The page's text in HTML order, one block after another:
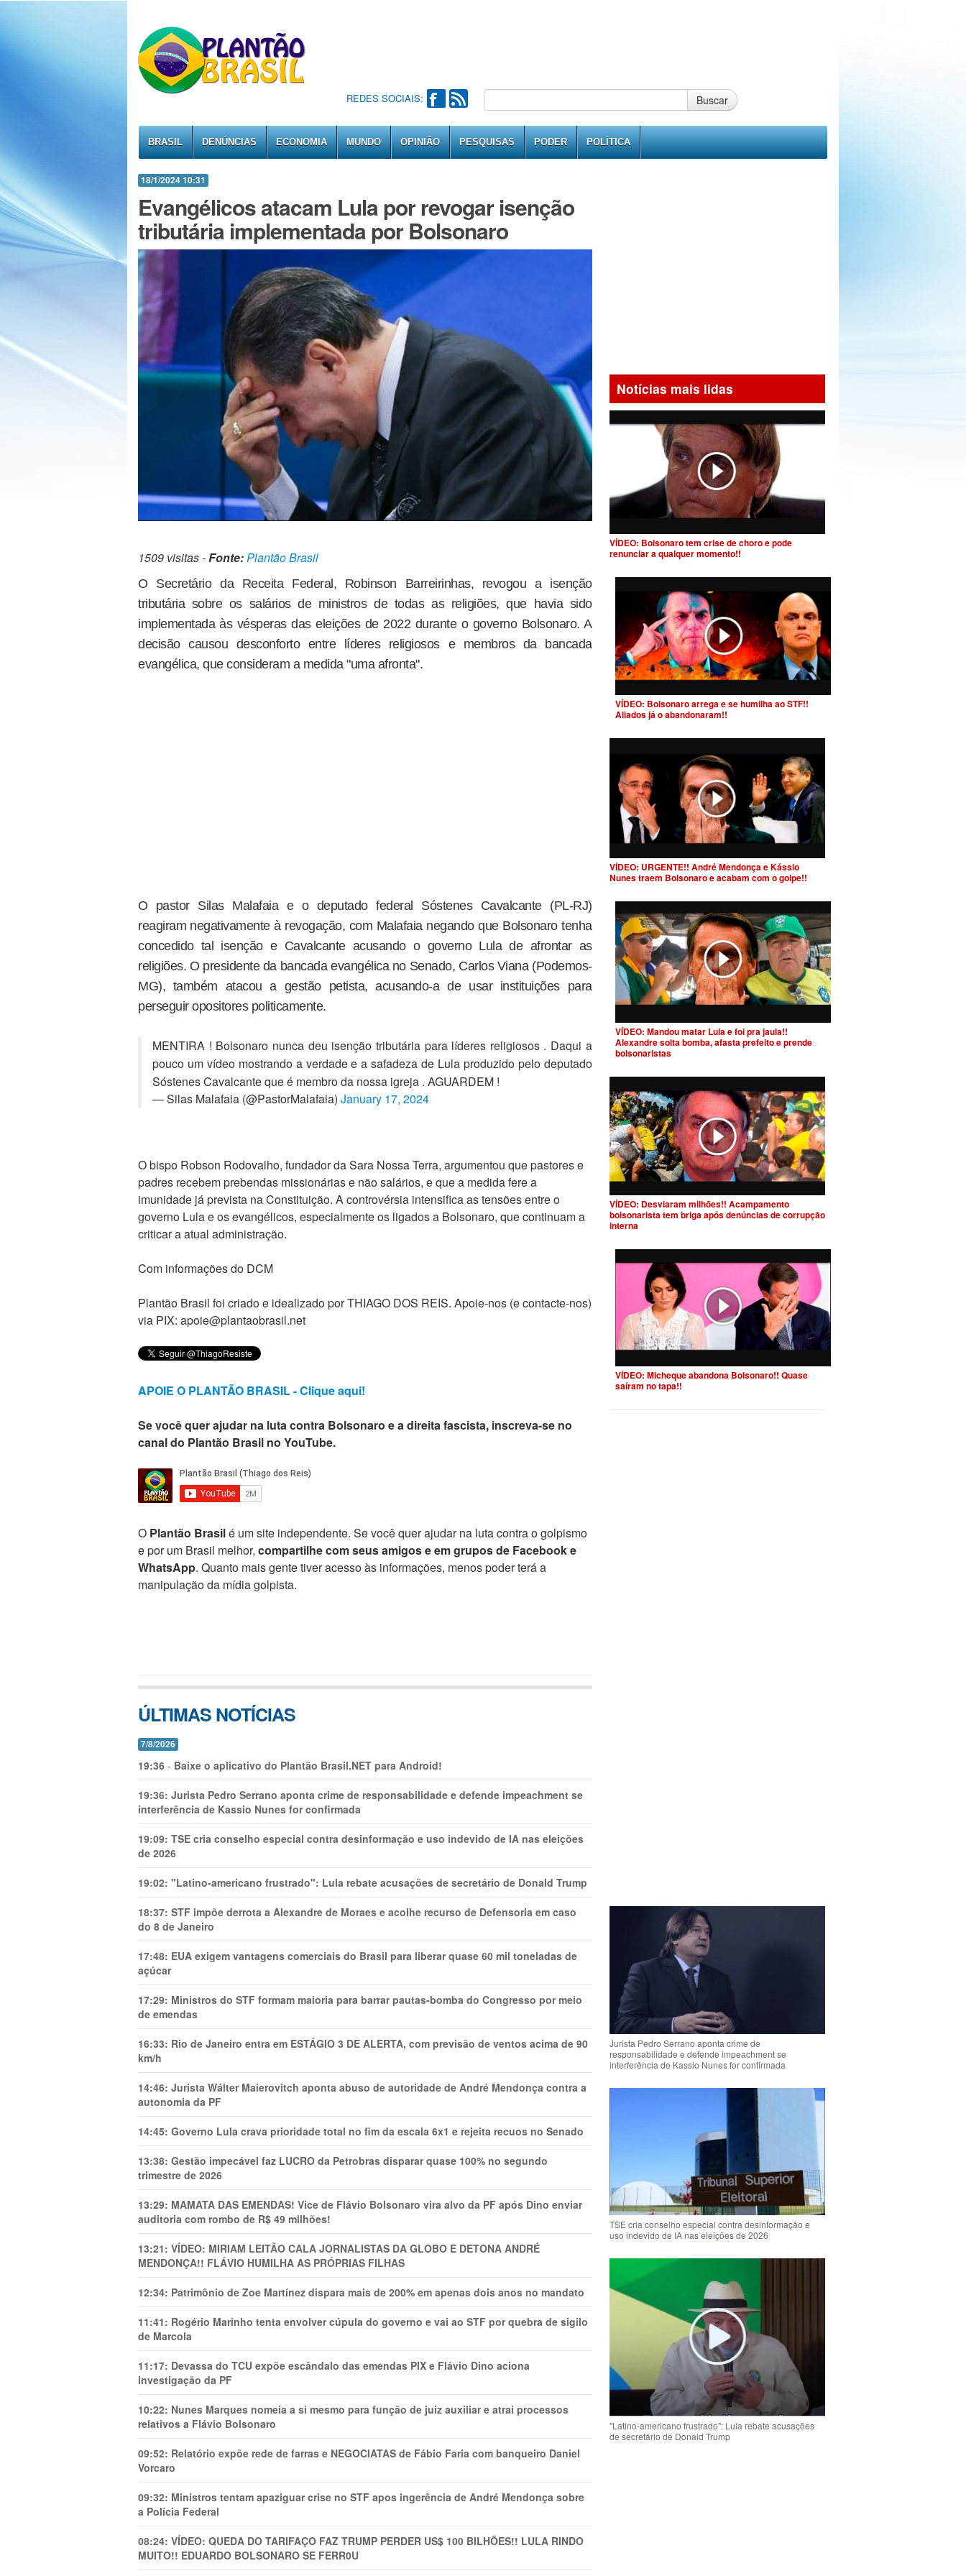
REDES SOCIAIS: Buscar
BRASIL DENÚNCIAS ECONOMIA MUNDO OPINIÃO PESQUISAS PODER POLÍTICA
18/1/2024 10:31
Evangélicos atacam Lula por revogar isenção
tributária implementada por Bolsonaro
1509 visitas -Fonte: Plantão Brasil
O Secretário da Receita Federal, Robinson Barreirinhas, revogou a isenção
tributária sobre os salários de ministros de todas as religiões, que havia sido
implementada às vésperas das eleições de 2022 durante o governo Bolsonaro. A
decisão causou desconforto entre líderes religiosos e membros da bancada
evangélica, que consideram a medida "uma afronta".
O pastor Silas Malafaia e o deputado federal Sóstenes Cavalcante (PL-RJ)
reagiram negativamente à revogação, com Malafaia negando que Bolsonaro tenha
concedido tal isenção e Cavalcante acusando o governo Lula de afrontar as
religiões. O presidente da bancada evangélica no Senado, Carlos Viana (Podemos-
MG), também atacou a gestão petista, acusando-a de usar instituições para
perseguir opositores politicamente.
MENTIRA ! Bolsonaro nunca deu isenção tributária para líderes religiosos . Daqui a
pouco um vídeo mostrando a verdade e a safadeza de Lula produzido pelo deputado
Sóstenes Cavalcante que é membro da nossa igreja . AGUARDEM !
— Silas Malafaia (@PastorMalafaia) January 17, 2024
O bispo Robson Rodovalho, fundador da Sara Nossa Terra, argumentou que pastores e
padres recebem prebendas missionárias e não salários, e que a medida fere a
imunidade já prevista na Constituição. A controvérsia intensifica as tensões entre o
governo Lula e os evangélicos, especialmente os ligados a Bolsonaro, que continuam a
criticar a atual administração.
Com informações do DCM
Plantão Brasil foi criado e idealizado por THIAGO DOS REIS. Apoie-nos (e contacte-nos)
via PIX: apoie@plantaobrasil.net
APOIE O PLANTÃO BRASIL - Clique aqui!
Se você quer ajudar na luta contra Bolsonaro e a direita fascista, inscreva-se no
canal do Plantão Brasil no YouTube.
O Plantão Brasilé um site independente. Se você quer ajudar na luta contra o golpismo
e por um Brasil melhor, compartilhe com seus amigos e em grupos de Facebook e
WhatsApp. Quanto mais gente tiver acesso às informações, menos poder terá a
manipulação da mídia golpista.
ÚLTIMAS NOTÍCIAS
7/8/2026
19:36 - Baixe o aplicativo do Plantão Brasil.NET para Android!
19:36: Jurista Pedro Serrano aponta crime de responsabilidade e defende impeachment se
interferência de Kassio Nunes for confirmada
19:09: TSE cria conselho especial contra desinformação e uso indevido de IA nas eleições
de 2026
19:02: "Latino-americano frustrado": Lula rebate acusações de secretário de Donald Trump
18:37: STF impõe derrota a Alexandre de Moraes e acolhe recurso de Defensoria em caso
do 8 de Janeiro
17:48: EUA exigem vantagens comerciais do Brasil para liberar quase 60 mil toneladas de
açúcar
17:29: Ministros do STF formam maioria para barrar pautas-bomba do Congresso por meio
de emendas
16:33: Rio de Janeiro entra em ESTÁGIO 3 DE ALERTA, com previsão de ventos acima de 90
km/h
14:46: Jurista Wálter Maierovitch aponta abuso de autoridade de André Mendonça contra a
autonomia da PF
14:45: Governo Lula crava prioridade total no fim da escala 6x1 e rejeita recuos no Senado
13:38: Gestão impecável faz LUCRO da Petrobras disparar quase 100% no segundo
trimestre de 2026
13:29: MAMATA DAS EMENDAS! Vice de Flávio Bolsonaro vira alvo da PF após Dino enviar
auditoria com rombo de R$ 49 milhões!
13:21: VÍDEO: MIRIAM LEITÃO CALA JORNALISTAS DA GLOBO E DETONA ANDRÉ
MENDONÇA!! FLÁVIO HUMILHA AS PRÓPRIAS FILHAS
12:34: Patrimônio de Zoe Martínez dispara mais de 200% em apenas dois anos no mandato
11:41: Rogério Marinho tenta envolver cúpula do governo e vai ao STF por quebra de sigilo
de Marcola
11:17: Devassa do TCU expõe escândalo das emendas PIX e Flávio Dino aciona
investigação da PF
10:22: Nunes Marques nomeia a si mesmo para função de juiz auxiliar e atrai processos
relativos a Flávio Bolsonaro
09:52: Relatório expõe rede de farras e NEGOCIATAS de Fábio Faria com banqueiro Daniel
Vorcaro
09:32: Ministros tentam apaziguar crise no STF apos ingerência de André Mendonça sobre
a Polícia Federal
08:24: VÍDEO: QUEDA DO TARIFAÇO FAZ TRUMP PERDER US$ 100 BILHÕES!! LULA RINDO
MUITO!! EDUARDO BOLSONARO SE FERR0U
Notícias mais lidas
VÍDEO: Bolsonaro tem crise de choro e pode
renunciar a qualquer momento!!
VÍDEO: Bolsonaro arrega e se humilha ao STF!!
Aliados já o abandonaram!!
VÍDEO: URGENTE!! André Mendonça e Kássio
Nunes traem Bolsonaro e acabam com o golpe!!
VÍDEO: Mandou matar Lula e foi pra jaula!!
Alexandre solta bomba, afasta prefeito e prende
bolsonaristas
VÍDEO: Desviaram milhões!! Acampamento
bolsonarista tem briga após denúncias de corrupção
interna
VÍDEO: Micheque abandona Bolsonaro!! Quase
saíram no tapa!!
Jurista Pedro Serrano aponta crime de
responsabilidade e defende impeachment se
interferência de Kassio Nunes for confirmada
TSE cria conselho especial contra desinformação e
uso indevido de IA nas eleições de 2026
"Latino-americano frustrado": Lula rebate acusações
de secretário de Donald Trump